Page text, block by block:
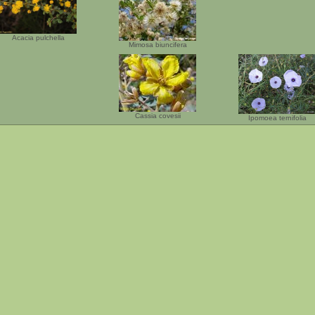
Acacia pulchella
Mimosa biuncifera
Cassia covesii Ipomoea ternifolia